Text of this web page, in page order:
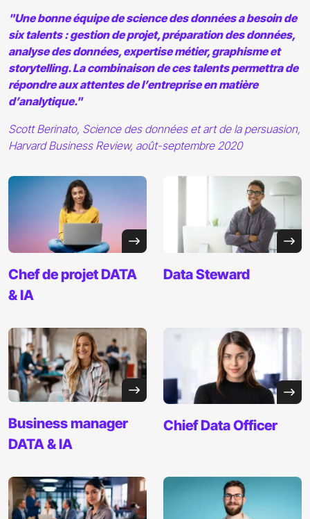
"Une bonne équipe de science des données a besoin de
six talents : gestion de projet, préparation des données,
analyse des données, expertise métier, graphisme et
storytelling. La combinaison de ces talents permettra de
répondre aux attentes de l’entreprise en matière
d’analytique."
Scott Berinato, Science des données et art de la persuasion,
Harvard Business Review, août-septembre 2020
Chef de projetDATA
& IA
DataSteward
Business manager
DATA & IA
ChiefData Officer